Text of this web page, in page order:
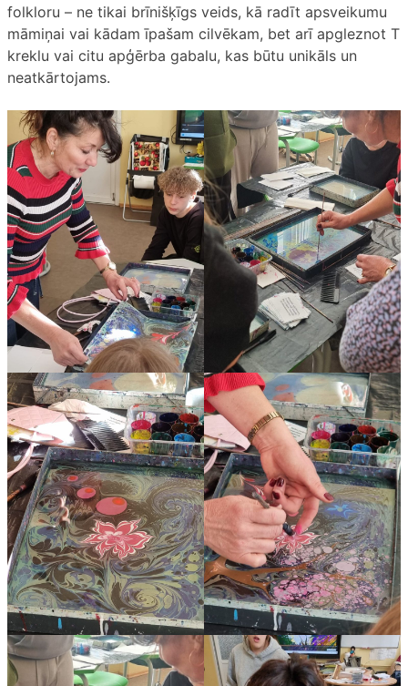
folkloru – ne tikai brīnišķīgs veids, kā radīt apsveikumu
māmiņai vai kādam īpašam cilvēkam, bet arī apgleznot T
kreklu vai citu apģērba gabalu, kas būtu unikāls un
neatkārtojams.